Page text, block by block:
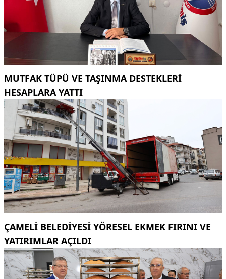
MUTFAK TÜPÜ VE TAŞINMA DESTEKLERI
HESAPLARA YATTI
ÇAMELI BELEDIYESI YÖRESEL EKMEK FIRINI VE
YATIRIMLAR AÇILDI